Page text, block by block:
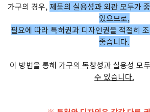
가구의 경우, 제품의 실용성과 외관 모두가
있으므로,
필요에 따라 특허권과 디자인권을 적절히
좋습니다.
이 방법을 통해 가구의 독창성과 실용성 모
수 있습니다.